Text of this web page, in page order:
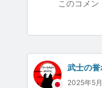
このコメ
武士の誉
2025年5